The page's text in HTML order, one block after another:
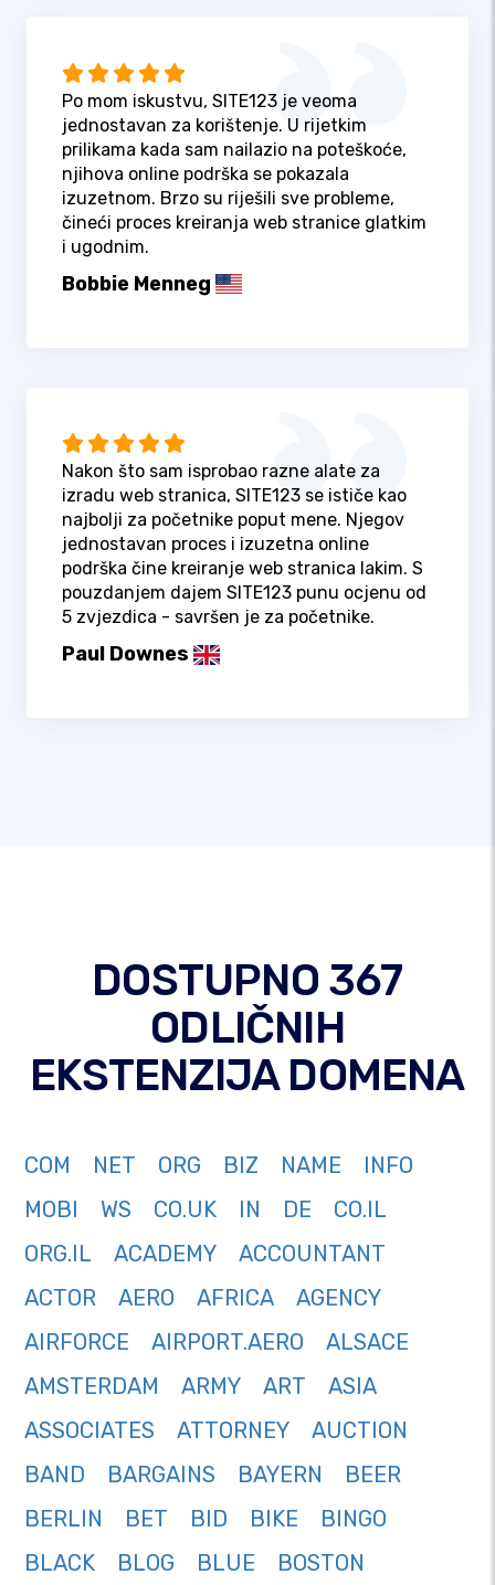
Po mom iskustvu, SITE123 je veoma
jednostavan za korištenje. U rijetkim
prilikama kada sam nailazio na poteškoće,
njihova online podrška se pokazala
izuzetnom. Brzo su riješili sve probleme,
čineći proces kreiranja web stranice glatkim
i ugodnim.
Bobbie Menneg
Nakon što sam isprobao razne alate za
izradu web stranica, SITE123 se ističe kao
najbolji za početnike poput mene. Njegov
jednostavan proces i izuzetna online
podrška čine kreiranje web stranica lakim. S
pouzdanjem dajem SITE123 punu ocjenu od
5 zvjezdica - savršen je za početnike.
Paul Downes
DOSTUPNO 367
ODLIČNIH
EKSTENZIJA DOMENA
COM NET ORG BIZ NAME
INFO
MOBI
WS CO.UK IN DE
CO.IL
ORG.IL
ACADEMY
ACCOUNTANT
ACTOR
AERO AFRICA
AGENCY
AIRFORCE
AIRPORT.AERO
ALSACE
AMSTERDAM
ARMY ART
ASIA
ASSOCIATES
ATTORNEY
AUCTION
BAND
BARGAINS BAYERN
BEER
BERLIN
BET BID BIKE
BINGO
BLACK
BLOG BLUE
BOSTON